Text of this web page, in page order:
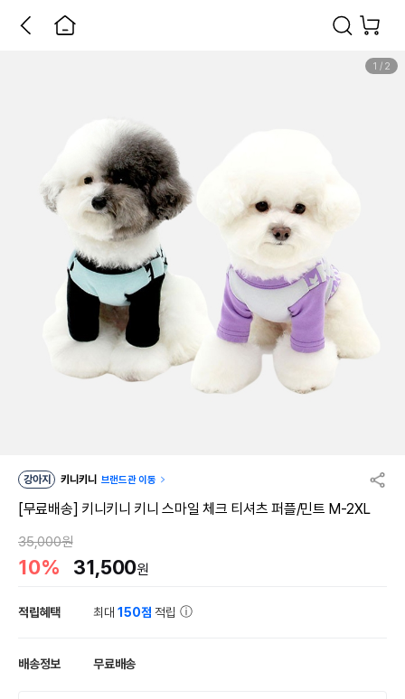
1 / 2
강아지 키니키니 브랜드관 이동
[무료배송] 키니키니 키니 스마일 체크 티셔츠 퍼플/민트 M-2XL
35,000원
10% 31,500원
적립혜택 최대150점 적립
배송정보 무료배송